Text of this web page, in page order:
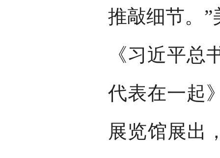
推敲细节。
《习近平
代表在一起
展览馆展出